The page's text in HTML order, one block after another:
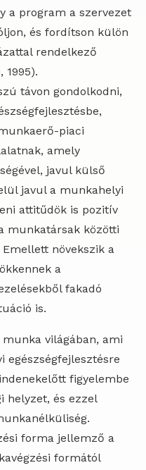
a program a szervezet
és fordítson külön
rendelkező
1995).
távon gondolkodni,
piaci
amely
javul külső
javul a munkahelyi
attitűdök is pozitív
munkatársak közötti
növekszik a
a
fakadó
is.
világában, ami
egészségfejlesztésre
figyelembe
helyzet, és ezzel
forma jellemző a
formától